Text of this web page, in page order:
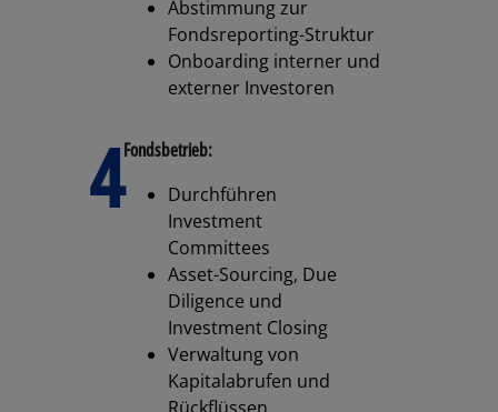
Abstimmung zur
Fondsreporting-Struktur
Onboarding interner und
externer Investoren
4Fondsbetrieb:
Durchführen
Investment
Committees
Asset-Sourcing, Due
Diligence und
Investment Closing
Verwaltung von
Kapitalabrufen und